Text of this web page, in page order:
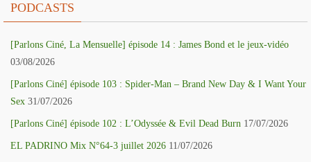
PODCASTS
[Parlons Ciné, La Mensuelle] épisode 14 : James Bond et le jeux-vidéo
03/08/2026
[Parlons Ciné] épisode 103 : Spider-Man – Brand New Day & I Want Your
Sex 31/07/2026
[Parlons Ciné] épisode 102 : L’Odyssée & Evil Dead Burn 17/07/2026
EL PADRINO Mix N°64-3 juillet 2026 11/07/2026